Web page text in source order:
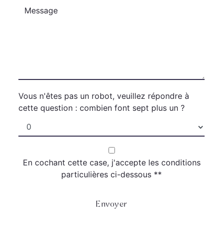
Vous n'êtes pas un robot, veuillez répondre à
cette question : combien font sept plus un ?
En cochant cette case, j'accepte les conditions
particulières ci-dessous **
Envoyer